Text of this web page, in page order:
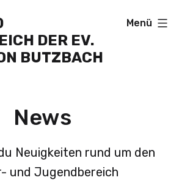
DER EV.
BUTZBACH
Menü
News
Neuigkeiten rund um den
und Jugendbereich